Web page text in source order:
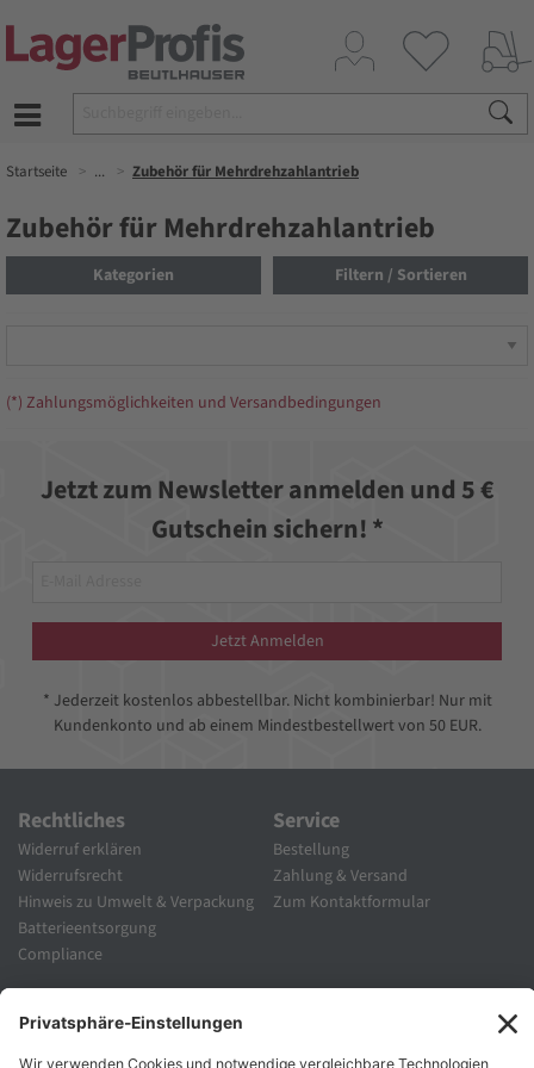
Startseite ... Zubehör für Mehrdrehzahlantrieb
Zubehör für Mehrdrehzahlantrieb
Kategorien Filtern / Sortieren
(*) Zahlungsmöglichkeiten und Versandbedingungen
Jetzt zum Newsletter anmelden und 5 €
Gutschein sichern! *
Jetzt Anmelden
* Jederzeit kostenlos abbestellbar. Nicht kombinierbar! Nur mit
Kundenkonto und ab einem Mindestbestellwert von 50 EUR.
Rechtliches
Widerruf erklären
Widerrufsrecht
Hinweis zu Umwelt & Verpackung
Batterieentsorgung
Compliance
Service
Bestellung
Zahlung & Versand
Zum Kontaktformular